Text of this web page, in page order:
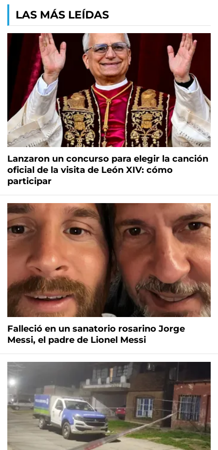
LAS MÁS LEÍDAS
Lanzaron un concurso para elegir la canción
oficial de la visita de León XIV: cómo
participar
Falleció en un sanatorio rosarino Jorge
Messi, el padre de Lionel Messi